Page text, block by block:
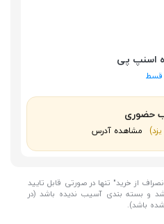
اسنپ پی
حضوری
مشاهده آدرس
از خرید" تنها در صورتی قابل تایید
و بسته بندی آسیب ندیده باشد (در
شده باشد).